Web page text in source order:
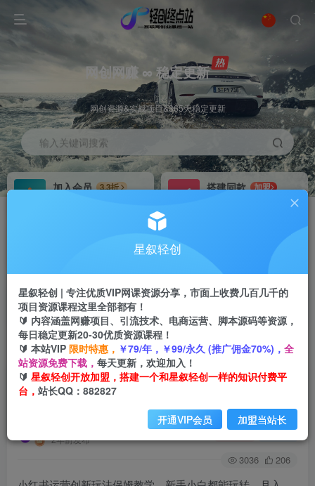
网创网赚 ∞ 稳定更新
网创资源&实战项目&365天稳定更新
输入关键词搜索
加入会员
3.3折
搭建同款
加盟
首页 创业课程 会员免费 正文
小红书运营创新玩法保姆教学，新手小白都能玩
转，月入6000+【揭秘】
2年前发布
关注 私信
3036 206
星叙轻创
星叙轻创 | 专注优质VIP网课资源分享，市面上收费几百几千的
项目资源课程这里全部都有！
🔰 内容涵盖网赚项目、引流技术、电商运营、脚本源码等资源，
每日稳定更新20-30优质资源课程！
🔰 本站VIP 限时特惠， ￥79/年，￥99/永久 (推广佣金70%)， 全
站资源免费下载， 每天更新，欢迎加入！
🔰 星叙轻创开放加盟，搭建一个和星叙轻创一样的知识付费平
台， 站长QQ：882827
开通VIP会员 加盟当站长